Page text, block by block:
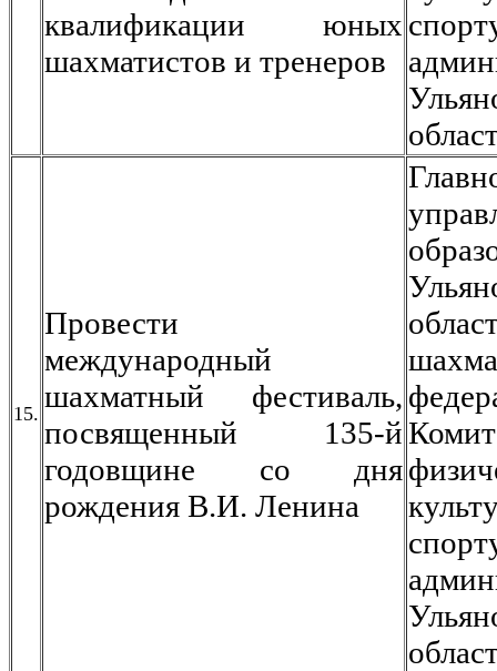
квалификации юных
шахматистов и тренеров
15.
Провести
международный
шахматный фестиваль,
посвященный 135-й
годовщине со дня
рождения В.И. Ленина